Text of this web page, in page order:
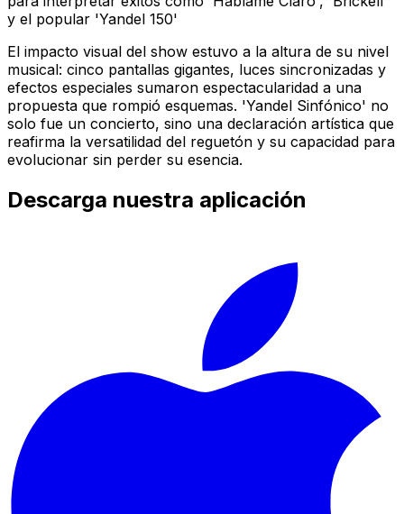
y el popular 'Yandel 150'
El impacto visual del show estuvo a la altura de su nivel
musical: cinco pantallas gigantes, luces sincronizadas y
efectos especiales sumaron espectacularidad a una
propuesta que rompió esquemas. 'Yandel Sinfónico' no
solo fue un concierto, sino una declaración artística que
reafirma la versatilidad del reguetón y su capacidad para
evolucionar sin perder su esencia.
Descarga nuestra aplicación